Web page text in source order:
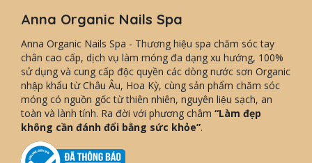
Anna Organic Nails Spa
Anna Organic Nails Spa - Thương hiệu spa chăm sóc tay
chân cao cấp, dịch vụ làm móng đa dạng xu hướng, 100%
sử dụng và cung cấp độc quyền các dòng nước sơn Organic
nhập khẩu từ Châu Âu, Hoa Kỳ, cùng sản phẩm chăm sóc
móng có nguồn gốc từ thiên nhiên, nguyên liệu sạch, an
toàn và lành tính. Ra đời với phương châm “Làm đẹp
không cần đánh đổi bằng sức khỏe”.